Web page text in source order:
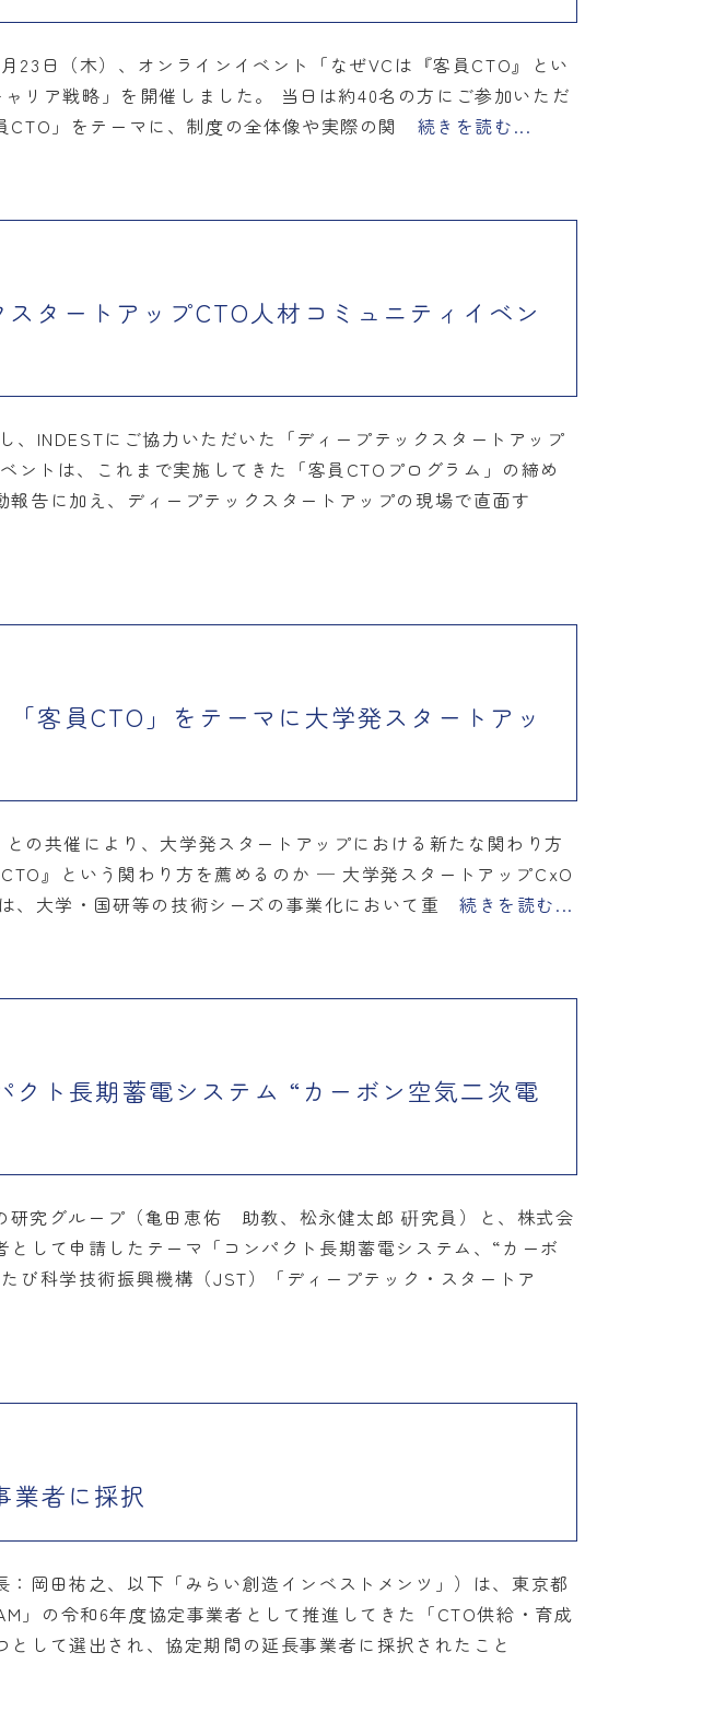
日（木）、オンラインイベント「なぜVCは『客員CTO』とい
ア戦略」を開催しました。 当日は約40名の方にご参加いただ
」をテーマに、制度の全体像や実際の関
続きを読む...
タートアップCTO人材コミュニティイベン
INDESTにご協力いただいた「ディープテックスタートアップ
トは、これまで実施してきた「客員CTOプログラム」の締め
告に加え、ディープテックスタートアップの現場で直面す
客員CTO」をテーマに大学発スタートアッ
の共催により、大学発スタートアップにおける新たな関わり方
』という関わり方を薦めるのか ─ 大学発スタートアップCxO
大学・国研等の技術シーズの事業化において重
続きを読む...
ト長期蓄電システム “カーボン空気二次電
究グループ（亀田恵佑 助教、松永健太郎 硏究員）と、株式会
して申請したテーマ「コンパクト長期蓄電システム、“カーボ
び科学技術振興機構（JST）「ディープテック・スタートア
業者に採択
岡田祐之、以下「みらい創造インベストメンツ」）は、東京都
」の令和6年度協定事業者として推進してきた「CTO供給・育成
して選出され、協定期間の延長事業者に採択されたこと